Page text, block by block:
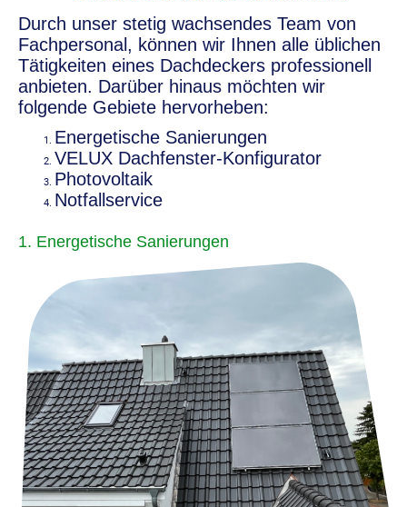
Durch unser stetig wachsendes Team von
Fachpersonal, können wir Ihnen alle üblichen
Tätigkeiten eines Dachdeckers professionell
anbieten. Darüber hinaus möchten wir
folgende Gebiete hervorheben:
Energetische Sanierungen
VELUX Dachfenster-Konfigurator
Photovoltaik
Notfallservice
1. Energetische Sanierungen